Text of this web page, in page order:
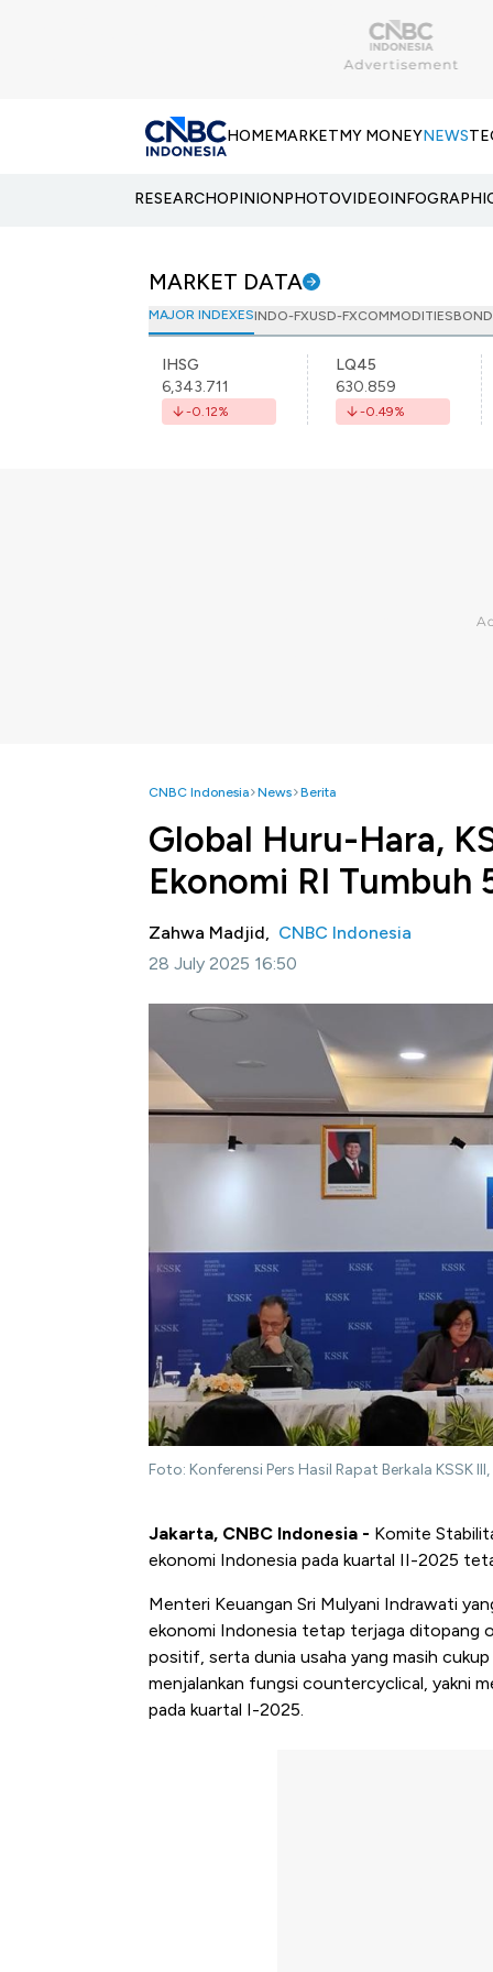
HOMEMARKETMY MONEYNEWS
RESEARCHOPINIONPHOTOVIDEO
MARKET DATA
MAJOR INDEXESINDO-FXUSD-FXCOMMODITIES
IHSG
6,343.711
-0.12%
LQ45
630.859
-0.49%
CNBC Indonesia News Berita
Global Huru-Hara,
Ekonomi RI Tumbuh
Zahwa Madjid, CNBC Indonesia
28 July 2025 16:50
Foto: Konferensi Pers Hasil Rapat Berkala KSSK
Jakarta, CNBC Indonesia - Komite
ekonomi Indonesia pada kuartal II-2025
Menteri Keuangan Sri Mulyani Indrawati
ekonomi Indonesia tetap terjaga ditopang
positif, serta dunia usaha yang masih
menjalankan fungsi countercyclical, yakni
pada kuartal I-2025.